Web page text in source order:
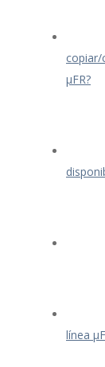
copiar/
μFR?
línea